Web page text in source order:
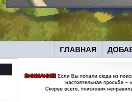
ГЛАВНАЯ